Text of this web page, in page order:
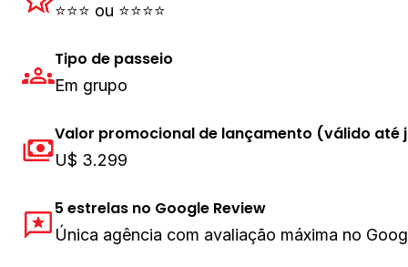
⭐⭐⭐ ou ⭐⭐⭐⭐
Tipo de passeio
Em grupo
Valor promocional de lançamento (válido até
U$ 3.299
5 estrelas no Google Review
Única agência com avaliação máxima no